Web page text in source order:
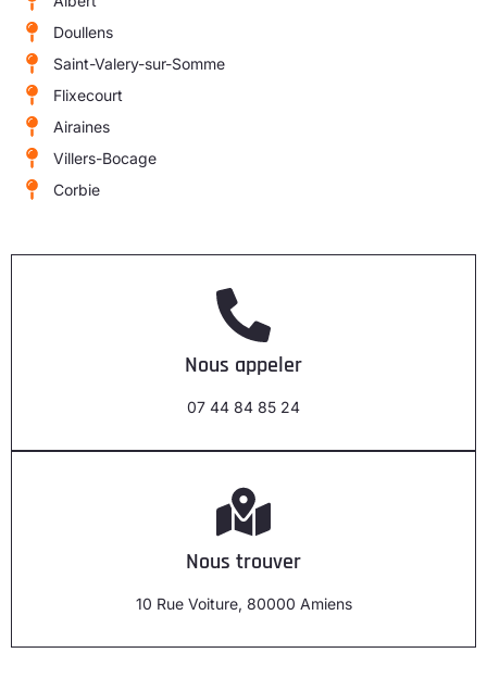
Doullens
Saint-Valery-sur-Somme
Flixecourt
Airaines
Villers-Bocage
Corbie
Nous appeler
07 44 84 85 24
Nous trouver
10 Rue Voiture, 80000 Amiens